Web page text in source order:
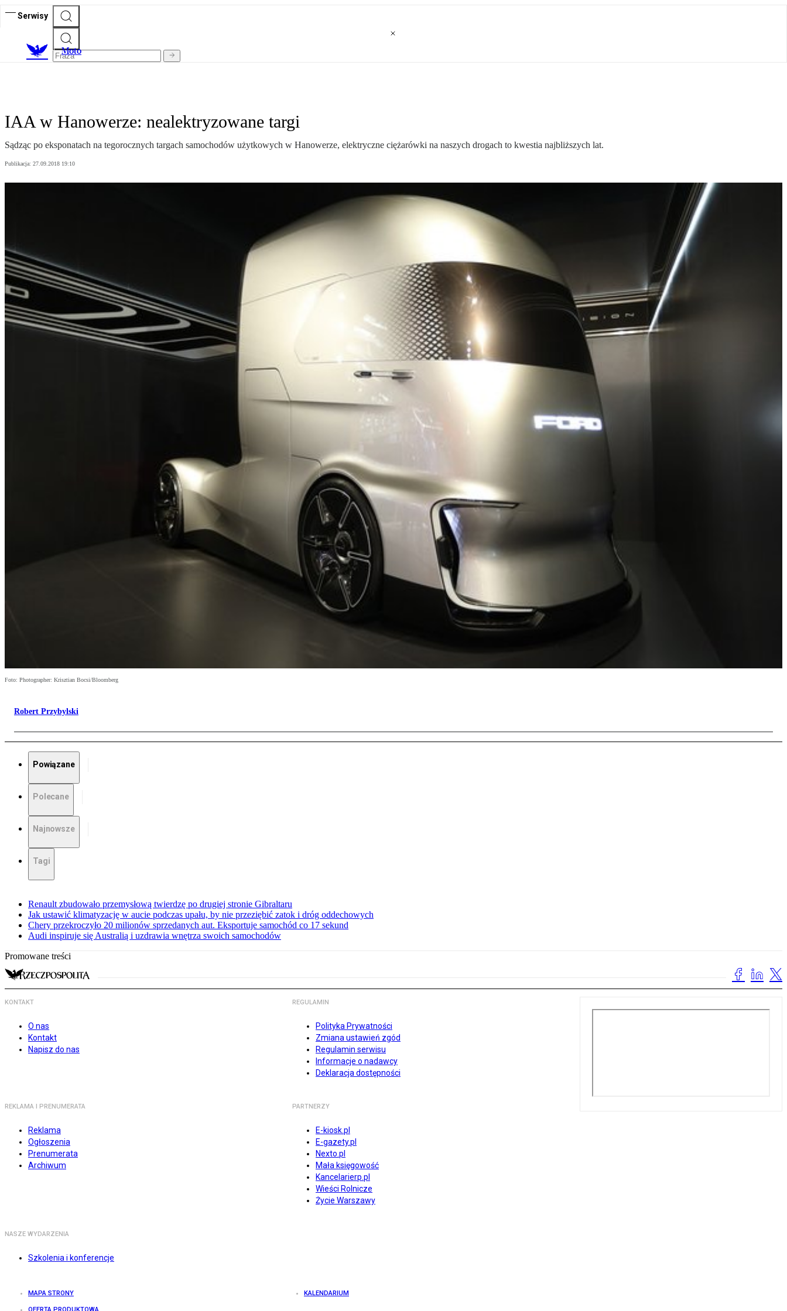
Serwisy
Moto
IAA w Hanowerze: nealektryzowane targi
Sądząc po eksponatach na tegorocznych targach samochodów użytkowych w Hanowerze, elektryczne ciężarówki na naszych drogach to kwestia najbliższych lat.
Publikacja: 27.09.2018 19:10
Foto: Photographer: Krisztian Bocsi/Bloomberg
Robert Przybylski
Powiązane
Polecane
Najnowsze
Tagi
Renault zbudowało przemysłową twierdzę po drugiej stronie Gibraltaru
Jak ustawić klimatyzację w aucie podczas upału, by nie przeziębić zatok i dróg oddechowych
Chery przekroczyło 20 milionów sprzedanych aut. Eksportuje samochód co 17 sekund
Audi inspiruje się Australią i uzdrawia wnętrza swoich samochodów
Promowane treści
KONTAKT
O nas
Kontakt
Napisz do nas
REGULAMIN
Polityka Prywatności
Zmiana ustawień zgód
Regulamin serwisu
Informacje o nadawcy
Deklaracja dostępności
REKLAMA I PRENUMERATA
Reklama
Ogłoszenia
Prenumerata
Archiwum
PARTNERZY
E-kiosk.pl
E-gazety.pl
Nexto.pl
Mała księgowość
Kancelarierp.pl
Wieści Rolnicze
Życie Warszawy
NASZE WYDARZENIA
Szkolenia i konferencje
MAPA STRONY KALENDARIUM